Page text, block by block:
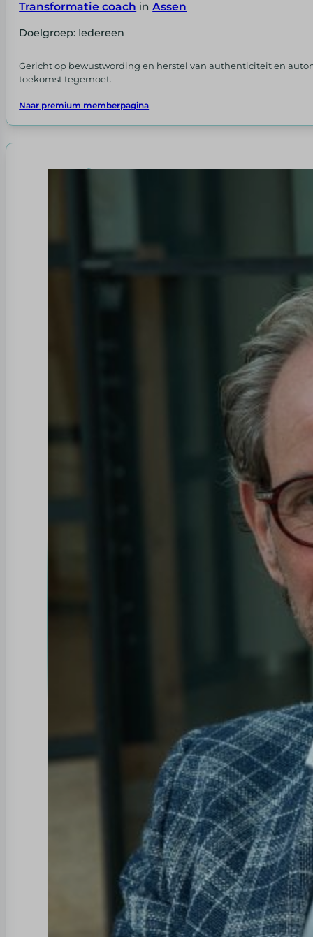
Transformatie coach inAssen
Doelgroep: Iedereen
Gericht op bewustwording en herstel van authenticiteit en
toekomst tegemoet.
Naar premium memberpagina